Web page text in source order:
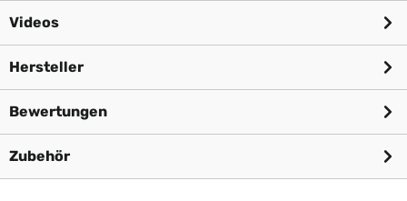
Videos
Hersteller
Bewertungen
Zubehör